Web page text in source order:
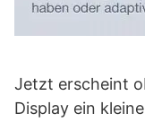
Jetzt erscheint
Display ein